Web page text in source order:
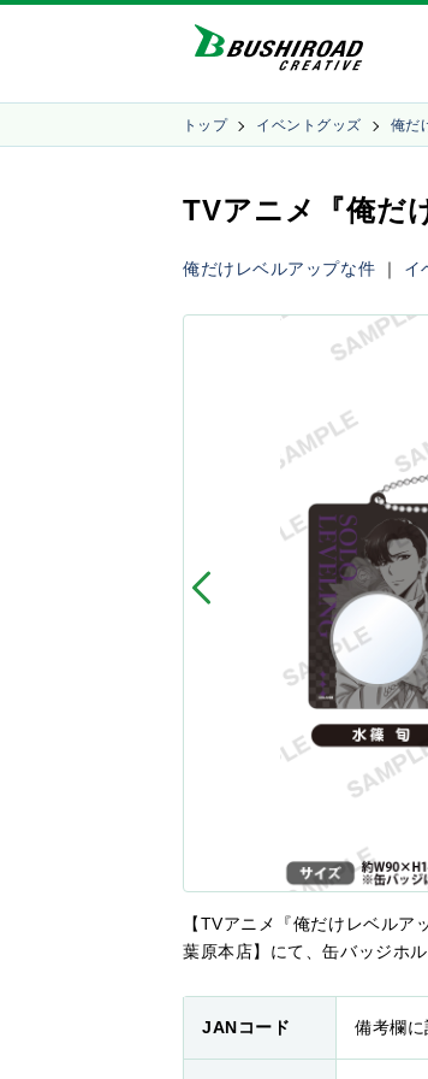
トップ イベントグッズ 俺だ
TVアニメ『俺だ
俺だけレベルアップな件 ｜ イ
【TVアニメ『俺だけレベル
葉原本店】にて、缶バッジホル
JANコード 備考欄に